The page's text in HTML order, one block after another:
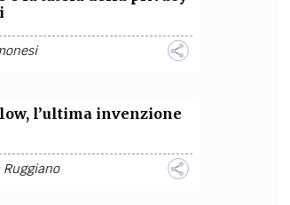
l’ultima invenzione
Ruggiano